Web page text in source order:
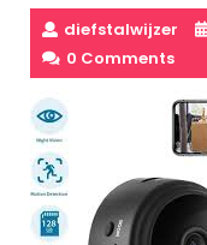
diefstalwijzer
0 Comments